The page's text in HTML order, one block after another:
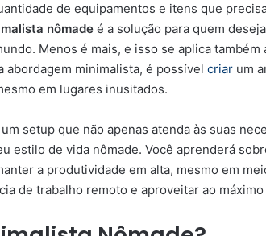
de equipamentos e itens que
nômade é a solução para quem
Menos é mais, e isso se aplica também
abordagem minimalista, é possível criar um
em lugares inusitados.
um setup que não apenas atenda às suas
estilo de vida nômade. Você aprenderá
a produtividade em alta, mesmo em
de trabalho remoto e aproveitar ao